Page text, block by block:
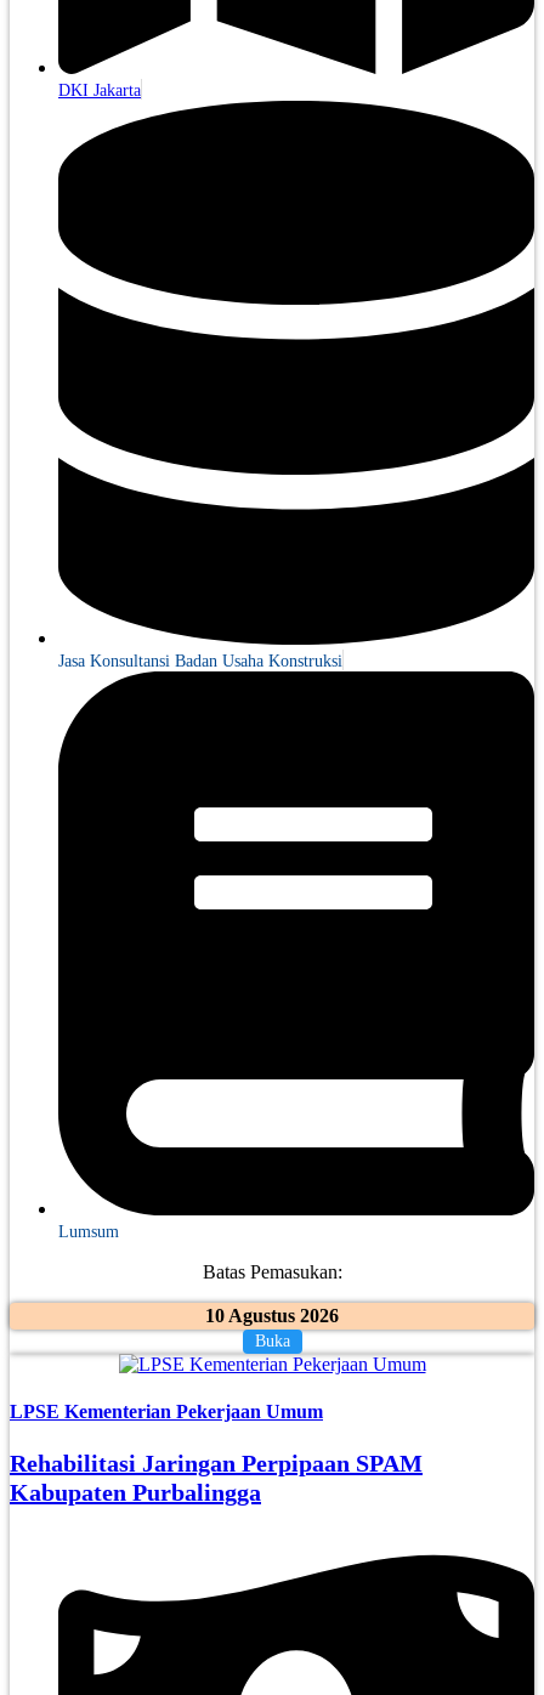
DKI Jakarta
Jasa Konsultansi Badan Usaha Konstruksi
Lumsum
Batas Pemasukan:
10 Agustus 2026
Buka
LPSE Kementerian Pekerjaan Umum
Rehabilitasi Jaringan Perpipaan SPAM
Kabupaten Purbalingga